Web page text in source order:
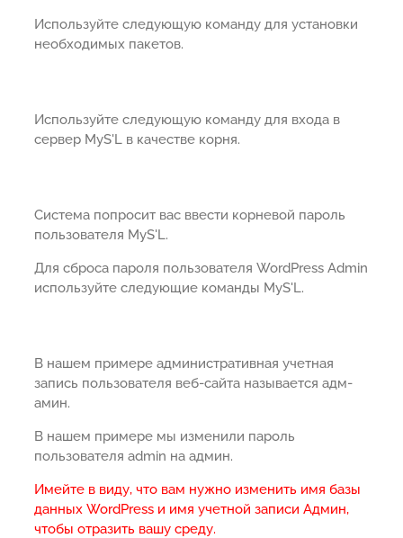
Используйте следующую команду для установки
необходимых пакетов.
Используйте следующую команду для входа в
сервер MyS'L в качестве корня.
Система попросит вас ввести корневой пароль
пользователя MyS'L.
Для сброса пароля пользователя WordPress Admin
используйте следующие команды MyS'L.
В нашем примере административная учетная
запись пользователя веб-сайта называется адм-
амин.
В нашем примере мы изменили пароль
пользователя admin на админ.
Имейте в виду, что вам нужно изменить имя базы
данных WordPress и имя учетной записи Админ,
чтобы отразить вашу среду.